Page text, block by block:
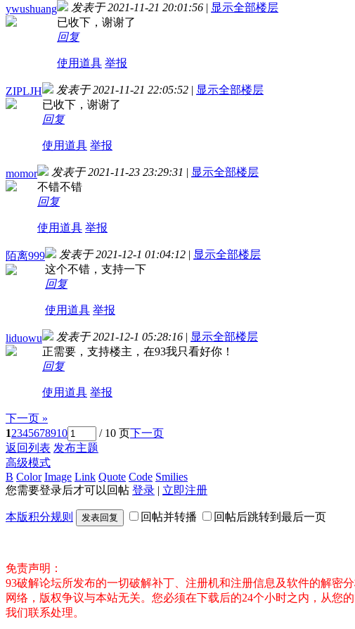
ywushuang 发表于 2021-11-21 20:01:56 | 显示全部楼层
已收下，谢谢了
回复
使用道具 举报
ZIPLJH 发表于 2021-11-21 22:05:52 | 显示全部楼层
已收下，谢谢了
回复
使用道具 举报
momor 发表于 2021-11-23 23:29:31 | 显示全部楼层
不错不错
回复
使用道具 举报
陌离999 发表于 2021-12-1 01:04:12 | 显示全部楼层
这个不错，支持一下
回复
使用道具 举报
liduowu 发表于 2021-12-1 05:28:16 | 显示全部楼层
正需要，支持楼主，在93我只看好你！
回复
使用道具 举报
下一页 »
12345678910 / 10 页下一页
返回列表 发布主题
高级模式
B Color Image Link Quote Code Smilies
您需要登录后才可以回帖 登录 | 立即注册
本版积分规则 发表回复 回帖并转播 回帖后跳转到最后一页
免责声明：
93破解论坛所发布的一切破解补丁、注册机和注册信息及软件的解密
网络，版权争议与本站无关。您必须在下载后的24个小时之内，从您
我们联系处理。